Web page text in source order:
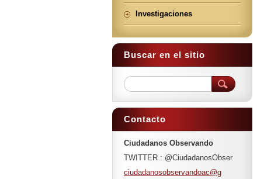
Investigaciones
Buscar en el sitio
Contacto
Ciudadanos Observando
TWITTER : @CiudadanosObser
ciudadanosobservandoac@g